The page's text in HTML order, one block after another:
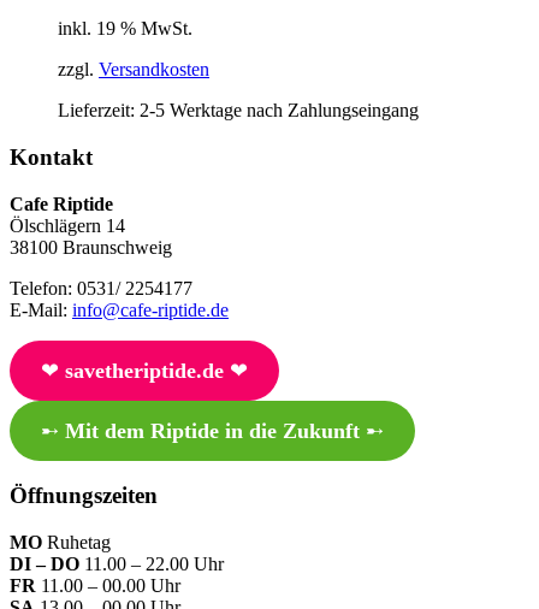
inkl. 19 % MwSt.
zzgl. Versandkosten
Lieferzeit: 2-5 Werktage nach Zahlungseingang
Kontakt
Cafe Riptide
Ölschlägern 14
38100 Braunschweig
Telefon: 0531/ 2254177
E-Mail: info@cafe-riptide.de
❤︎ savetheriptide.de❤︎
➸ Mit dem Riptide in die Zukunft➸
Öffnungszeiten
MO Ruhetag
DI – DO 11.00 – 22.00 Uhr
FR 11.00 – 00.00 Uhr